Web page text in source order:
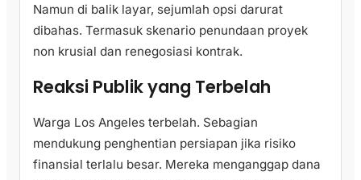
Namun di balik layar, sejumlah opsi darurat
dibahas. Termasuk skenario penundaan proyek
non krusial dan renegosiasi kontrak.
Reaksi Publik yang Terbelah
Warga Los Angeles terbelah. Sebagian
mendukung penghentian persiapan jika risiko
finansial terlalu besar. Mereka menganggap dana